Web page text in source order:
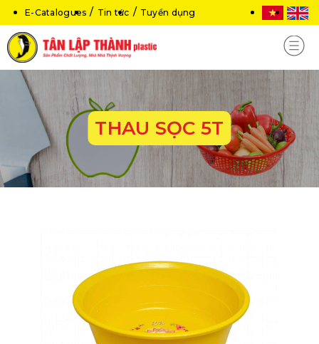
E-Catalogues Tin tức Tuyển dụng
THAU SỌC 5T